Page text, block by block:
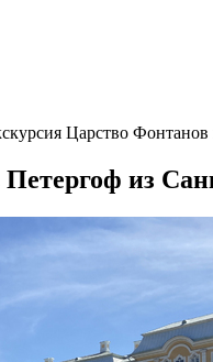
Царство Фонтанов
из